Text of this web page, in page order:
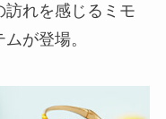
れを感じるミモ
が登場。